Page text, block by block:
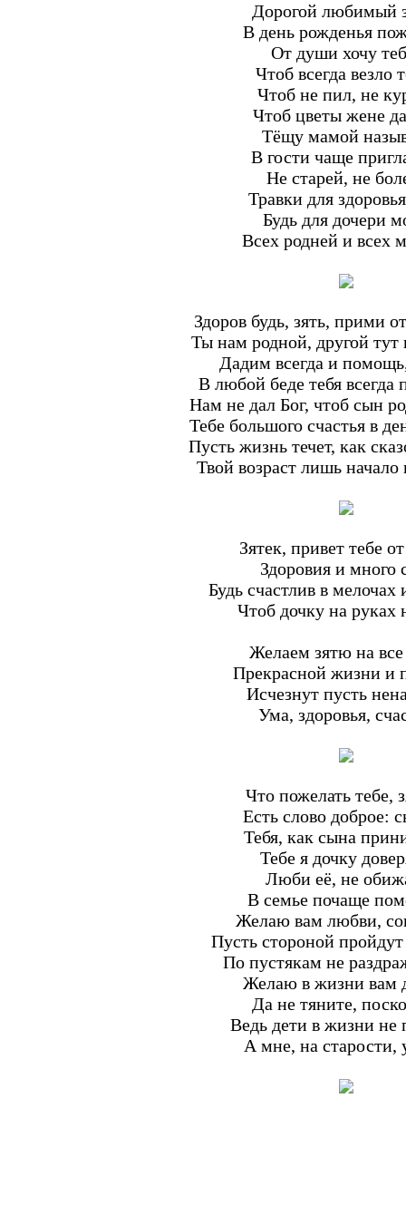
Дорогой любимый
В день рожденья
От души хочу
Чтоб всегда везло
Чтоб не пил, не
Чтоб цветы жене
Тёщу мамой
В гости чаще
Не старей, не
Травки для
Будь для дочери
Всех родней и всех
Здоров будь, зять, прими
Ты нам родной, другой тут
Дадим всегда и
В любой беде тебя
Нам не дал Бог, чтоб сын
Тебе большого счастья в
Пусть жизнь течет, как
Твой возраст лишь начало
Зятек, привет тебе
Здоровия и много
Будь счастлив в
Чтоб дочку на руках
Желаем зятю на все
Прекрасной жизни и
Исчезнут пусть
Ума, здоровья,
Что пожелать тебе,
Есть слово доброе:
Тебя, как сына
Тебе я дочку
Люби её, не
В семье почаще
Желаю вам любви,
Пусть стороной пройдут
По пустякам не
Желаю в жизни вам
Да не тяните,
Ведь дети в жизни не
А мне, на старости,